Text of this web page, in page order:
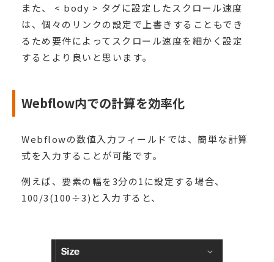
また、 < body > タグに設定したスクロール速度
は、個々のリンクの設定で上書きすることもでき
るため要件によってスクロール速度を細かく設定
するとより良いと思います。
Webflow内での計算を効率化
Webflowの数値入力フィールドでは、簡単な計算
式を入力することが可能です。
例えば、要素の幅を3分の1に設定する場合、
100/3(100÷3)と入力すると、